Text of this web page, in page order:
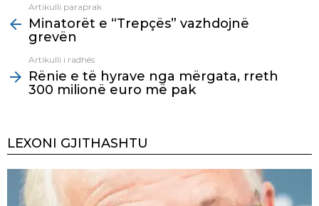
more
Artikulli paraprak
Minatorët e “Trepçës” vazhdojnë
grevën
Artikulli i radhës
Rënie e të hyrave nga mërgata, rreth
300 milionë euro më pak
LEXONI GJITHASHTU